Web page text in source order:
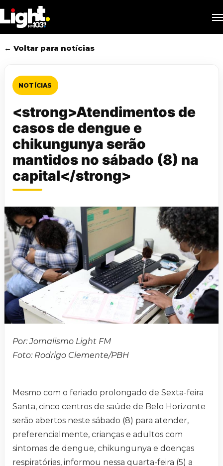
to
main
content
← Voltar para notícias
NOTÍCIAS
<strong>Atendimentos de
casos de dengue e
chikungunya serão
mantidos no sábado (8) na
capital</strong>
Por: Jornalismo Light FM
Foto: Rodrigo Clemente/PBH
Mesmo com o feriado prolongado de Sexta-feira
Santa, cinco centros de saúde de Belo Horizonte
serão abertos neste sábado (8) para atender,
preferencialmente, crianças e adultos com
sintomas de dengue, chikungunya e doenças
respiratórias, informou nessa quarta-feira (5) a